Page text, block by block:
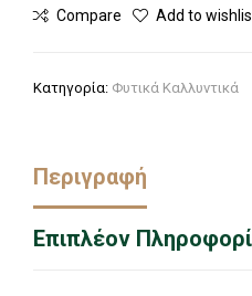
Compare Add to
Κατηγορία: Φυτικά Καλλυντικά
Περιγραφή
Επιπλέον